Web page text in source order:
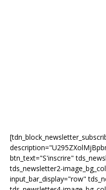
btn_text="S'inscrire"
tds_newsletter2-
input_bar_display="row"